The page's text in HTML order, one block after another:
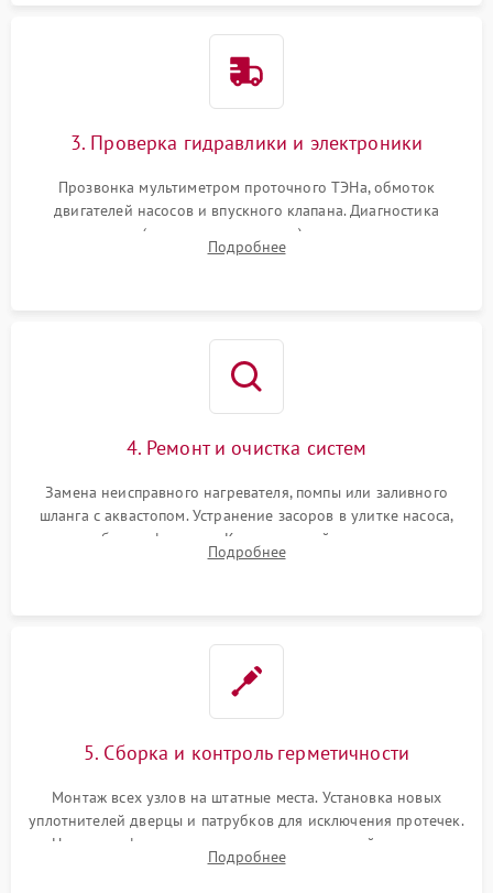
3. Проверка гидравлики и электроники
Прозвонка мультиметром проточного ТЭНа, обмоток
двигателей насосов и впускного клапана. Диагностика
прессостата (датчика уровня воды), датчика мутности,
концевика дверцы и электронного модуля управления.
Подробнее
4. Ремонт и очистка систем
Замена неисправного нагревателя, помпы или заливного
шланга с аквастопом. Устранение засоров в улитке насоса,
патрубках и фильтрах. Компонентный ремонт платы
управления, восстановление поврежденной проводки.
Подробнее
5. Сборка и контроль герметичности
Монтаж всех узлов на штатные места. Установка новых
уплотнителей дверцы и патрубков для исключения протечек.
Надежная фиксация хомутов гидравлической системы,
сборка корпуса и установка датчика поплавка.
Подробнее